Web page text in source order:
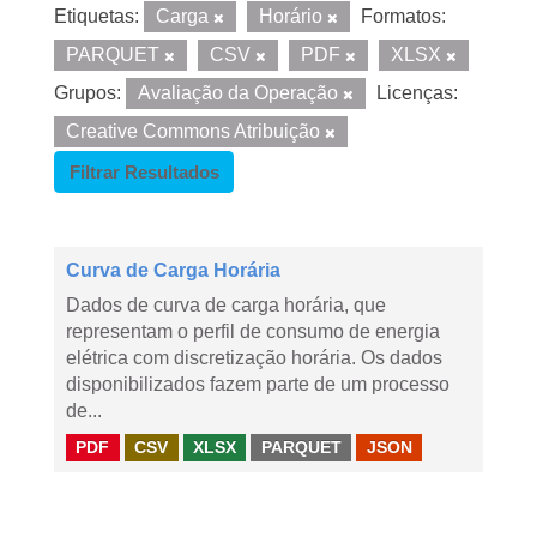
Etiquetas: Carga Horário
Formatos:
PARQUET
CSV PDF
XLSX
Grupos:
Avaliação da Operação
Licenças:
Creative Commons Atribuição
Filtrar Resultados
Curva de Carga Horária
Dados de curva de carga horária, que
representam o perfil de consumo de energia
elétrica com discretização horária. Os dados
disponibilizados fazem parte de um processo
de...
PDF CSV XLSX PARQUET JSON